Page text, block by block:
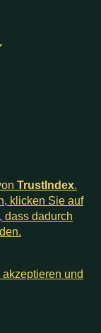
TrustIndex.
klicken Sie auf
dass dadurch
und